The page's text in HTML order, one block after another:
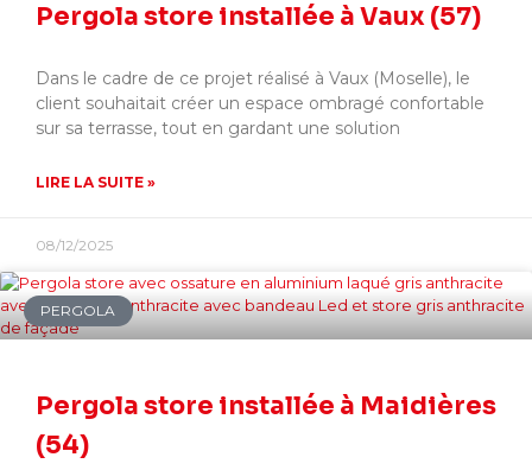
Pergola store installée à Vaux (57)
Dans le cadre de ce projet réalisé à Vaux (Moselle), le
client souhaitait créer un espace ombragé confortable
sur sa terrasse, tout en gardant une solution
LIRE LA SUITE »
08/12/2025
PERGOLA
Pergola store installée à Maidières
(54)